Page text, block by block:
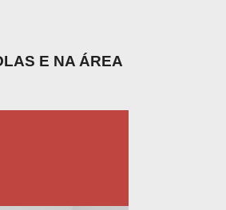
E NA ÁREA